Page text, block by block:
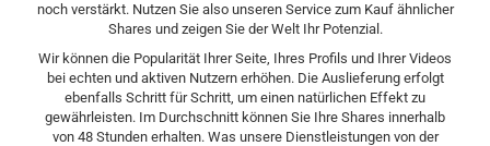
noch verstärkt. Nutzen Sie also unseren Service zum Kauf ähnlicher
Shares und zeigen Sie der Welt Ihr Potenzial.
Wir können die Popularität Ihrer Seite, Ihres Profils und Ihrer Videos
bei echten und aktiven Nutzern erhöhen. Die Auslieferung erfolgt
ebenfalls Schritt für Schritt, um einen natürlichen Effekt zu
gewährleisten. Im Durchschnitt können Sie Ihre Shares innerhalb
von 48 Stunden erhalten. Was unsere Dienstleistungen von der